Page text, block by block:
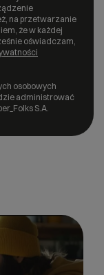
na przetwarzanie
że w każdej
oświadczam,
osobowych
administrować
S.A.